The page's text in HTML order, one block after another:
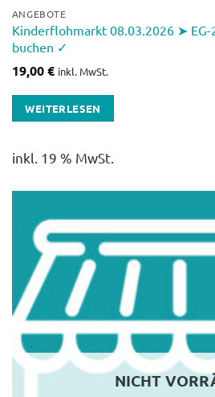
ANGEBOTE
Kinderflohmarkt 08.03.2026 ➤ EG-
buchen ✓
19,00€ inkl. MwSt.
WEITERLESEN
inkl. 19 % MwSt.
NICHT